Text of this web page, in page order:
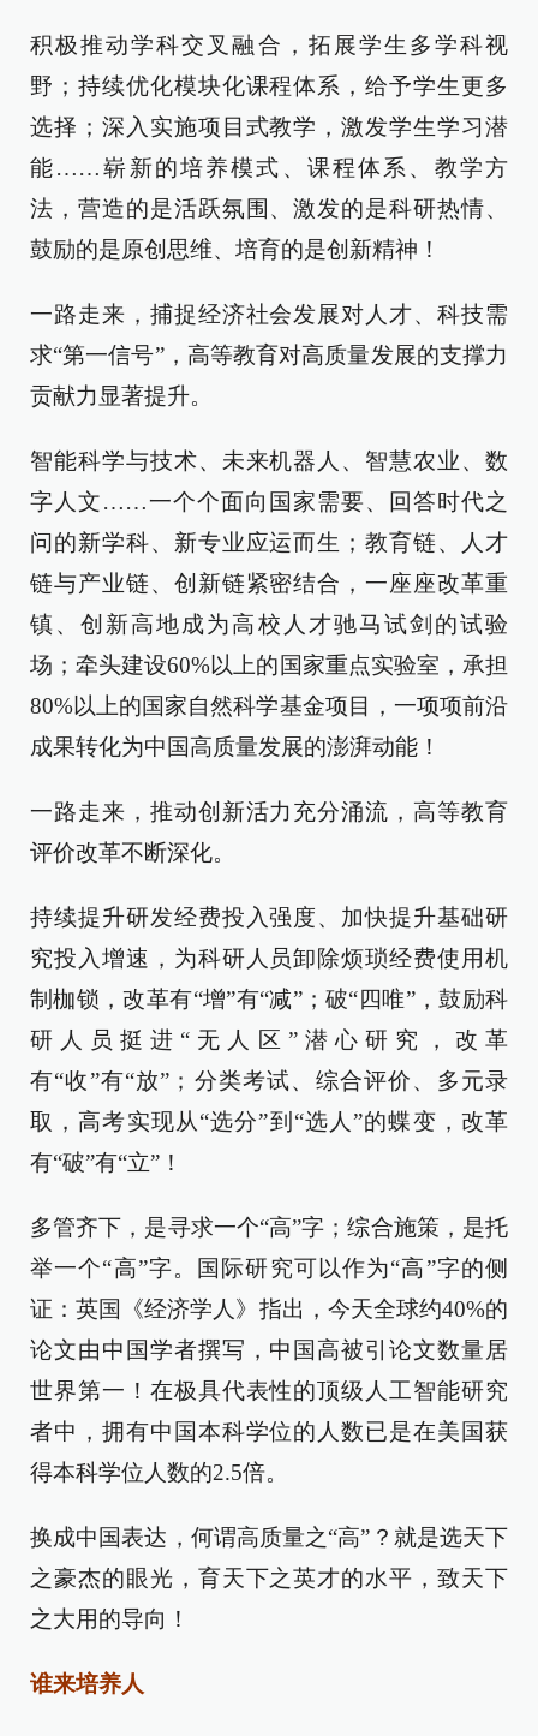
积极推动学科交叉融合，拓展学生多学科视
野；持续优化模块化课程体系，给予学生更多
选择；深入实施项目式教学，激发学生学习潜
能……崭新的培养模式、课程体系、教学方
法，营造的是活跃氛围、激发的是科研热情、
鼓励的是原创思维、培育的是创新精神！
一路走来，捕捉经济社会发展对人才、科技需
求“第一信号”，高等教育对高质量发展的支撑力
贡献力显著提升。
智能科学与技术、未来机器人、智慧农业、数
字人文……一个个面向国家需要、回答时代之
问的新学科、新专业应运而生；教育链、人才
链与产业链、创新链紧密结合，一座座改革重
镇、创新高地成为高校人才驰马试剑的试验
场；牵头建设60%以上的国家重点实验室，承担
80%以上的国家自然科学基金项目，一项项前沿
成果转化为中国高质量发展的澎湃动能！
一路走来，推动创新活力充分涌流，高等教育
评价改革不断深化。
持续提升研发经费投入强度、加快提升基础研
究投入增速，为科研人员卸除烦琐经费使用机
制枷锁，改革有“增”有“减”；破“四唯”，鼓励科
研人员挺进“无人区”潜心研究，改革
有“收”有“放”；分类考试、综合评价、多元录
取，高考实现从“选分”到“选人”的蝶变，改革
有“破”有“立”！
多管齐下，是寻求一个“高”字；综合施策，是托
举一个“高”字。国际研究可以作为“高”字的侧
证：英国《经济学人》指出，今天全球约40%的
论文由中国学者撰写，中国高被引论文数量居
世界第一！在极具代表性的顶级人工智能研究
者中，拥有中国本科学位的人数已是在美国获
得本科学位人数的2.5倍。
换成中国表达，何谓高质量之“高”？就是选天下
之豪杰的眼光，育天下之英才的水平，致天下
之大用的导向！
谁来培养人